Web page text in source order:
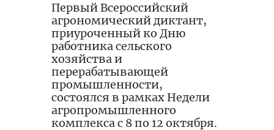
Первый Всероссийский
агрономический диктант,
приуроченный ко Дню
работника сельского
хозяйства и
перерабатывающей
промышленности,
состоялся в рамках Недели
агропромышленного
комплекса с 8 по 12 октября.